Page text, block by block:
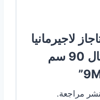
لاجيرمانيا
5 شعلة مودرنا ديجيتال 90 سم
مراجعة.